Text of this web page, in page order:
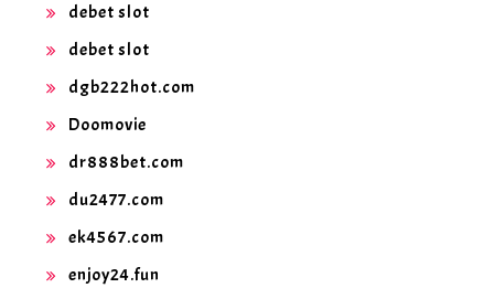
debet slot
debet slot
dgb222hot.com
Doomovie
dr888bet.com
du2477.com
ek4567.com
enjoy24.fun